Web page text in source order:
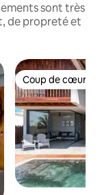
sont très
de propreté et
Coup de cœur
Coup de cœur